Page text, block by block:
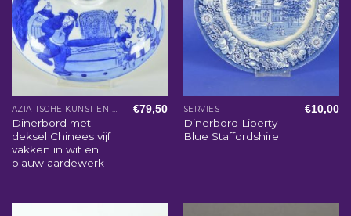
AZIATISCHE KUNST EN WOONACCESSOIRES
Dinerbord met
deksel Chinees vijf
vakken in wit en
blauw aardewerk
€79,50 SERVIES
Dinerbord Liberty
Blue Staffordshire
€10,00